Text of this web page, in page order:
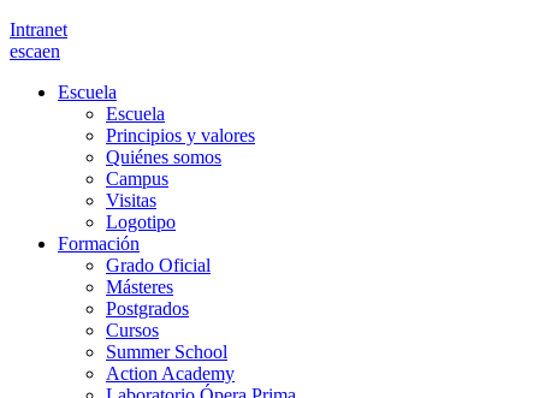
Intranet
escaen
Escuela
Escuela
Principios y valores
Quiénes somos
Campus
Visitas
Logotipo
Formación
Grado Oficial
Másteres
Postgrados
Cursos
Summer School
Action Academy